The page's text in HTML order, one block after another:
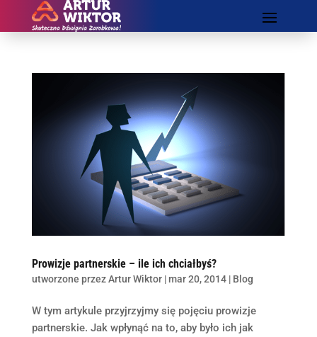
Prowizje partnerskie – ile ich chciałbyś?
utworzone przezArtur Wiktor|mar 20, 2014| Blog
W tym artykule przyjrzyjmy się pojęciu prowizje
partnerskie. Jak wpłynąć na to, aby było ich jak